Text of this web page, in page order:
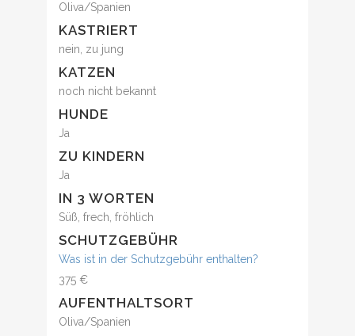
Oliva/Spanien
KASTRIERT
nein, zu jung
KATZEN
noch nicht bekannt
HUNDE
Ja
ZU KINDERN
Ja
IN 3 WORTEN
Süß, frech, fröhlich
SCHUTZGEBÜHR
Was ist in der Schutzgebühr enthalten?
375 €
AUFENTHALTSORT
Oliva/Spanien